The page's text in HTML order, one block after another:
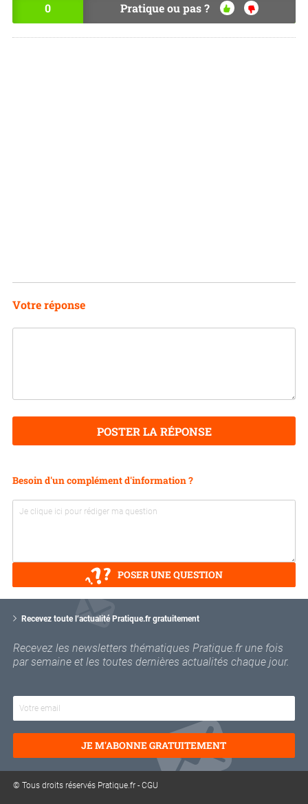
0 Pratique ou pas ?
OU
I
NO
Votre réponse
POSTER LA RÉPONSE
Besoin d'un complément d'information ?
POSER UNE QUESTION
Recevez toute l’actualité Pratique.fr gratuitement
Recevez les newsletters thématiques Pratique.fr une fois
par semaine et les toutes dernières actualités chaque jour.
o
r
e
e
JE M'ABONNE GRATUITEMENT
© Tous droits réservés Pratique.fr -CGU